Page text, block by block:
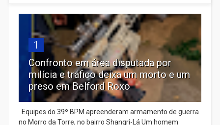
1
Confronto em área disputada por
milícia e tráfico deixa um morto e um
preso em Belford Roxo
Equipes do 39º BPM apreenderam armamento de guerra
no Morro da Torre, no bairro Shangri-Lá Um homem